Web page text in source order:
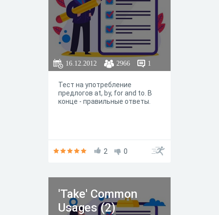
16.12.2012 2966 1
Тест на употребление
предлогов at, by, for and to. В
конце - правильные ответы.
2 0
'Take' Common
Usages (2)